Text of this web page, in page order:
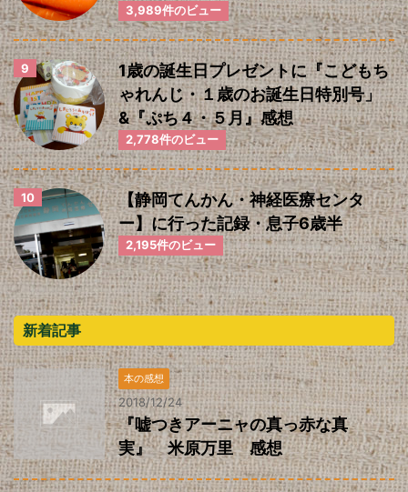
3,989件のビュー
1歳の誕生日プレゼントに『こどもち
ゃれんじ・１歳のお誕生日特別号」
&『ぷち４・５月』感想
2,778件のビュー
【静岡てんかん・神経医療センタ
ー】に行った記録・息子6歳半
2,195件のビュー
新着記事
本の感想
2018/12/24
『嘘つきアーニャの真っ赤な真
実』 米原万里 感想